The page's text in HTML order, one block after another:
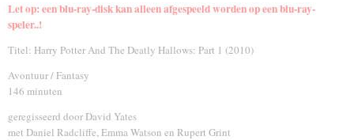
Let op: een blu-ray-disk kan alleen afgespeeld worden op een blu-ray-
speler..!
Titel: Harry Potter And The Deatly Hallows: Part 1 (2010)
Avontuur / Fantasy
146 minuten
geregisseerd door David Yates
met Daniel Radcliffe, Emma Watson en Rupert Grint